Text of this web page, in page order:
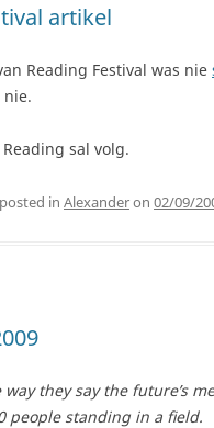
artikel
Reading Festival was nie
nie.
sal volg.
in Alexanderon 02/09/
they say the future’s
people standing in a field.